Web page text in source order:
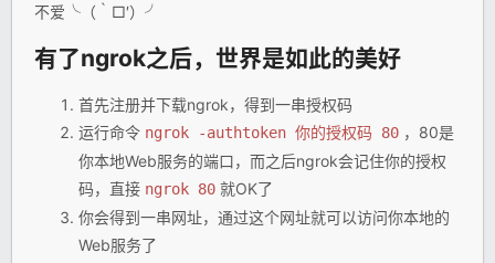
不爱╰（｀□′）╯
有了ngrok之后，世界是如此的美好
首先注册并下载ngrok，得到一串授权码
运行命令 ngrok -authtoken 你的授权码 80 ，80是
你本地Web服务的端口，而之后ngrok会记住你的授权
码，直接 ngrok 80 就OK了
你会得到一串网址，通过这个网址就可以访问你本地的
Web服务了